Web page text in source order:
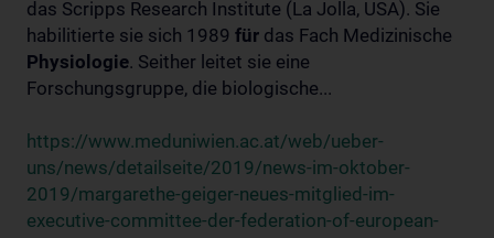
das Scripps Research Institute (La Jolla, USA). Sie
habilitierte sie sich 1989 für das Fach Medizinische
Physiologie. Seither leitet sie eine
Forschungsgruppe, die biologische...
https://www.meduniwien.ac.at/web/ueber-
uns/news/detailseite/2019/news-im-oktober-
2019/margarethe-geiger-neues-mitglied-im-
executive-committee-der-federation-of-european-